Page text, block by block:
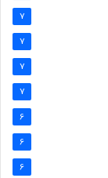
7
7
7
7
6
6
6